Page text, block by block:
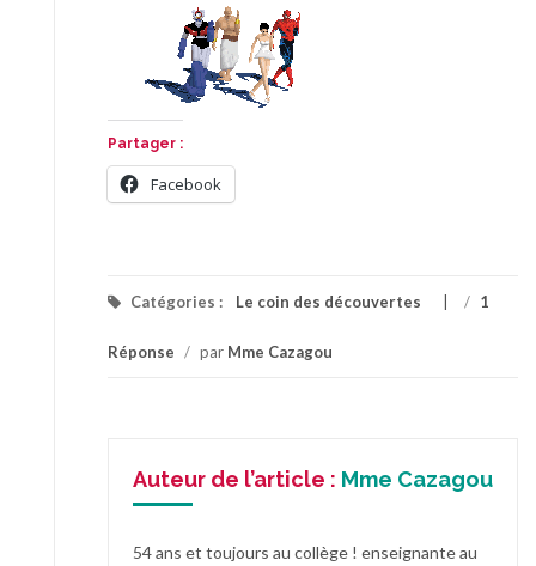
Partager :
Facebook
Catégories : Le coin des découvertes / 1
Réponse / par Mme Cazagou
Auteur de l’article : Mme Cazagou
54 ans et toujours au collège ! enseignante au